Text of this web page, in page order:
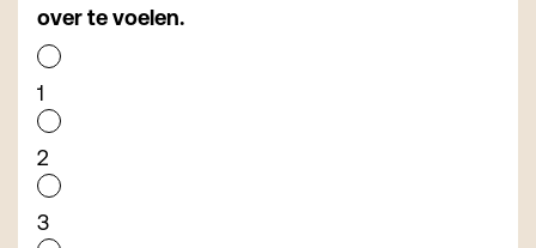
over te voelen.
1
2
3